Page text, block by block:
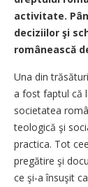
activitate.
deciziilor şi
românească
Una din
a fost faptul că
societatea
teologică şi
practica. Tot
pregătire şi
ce şi-a însuşit